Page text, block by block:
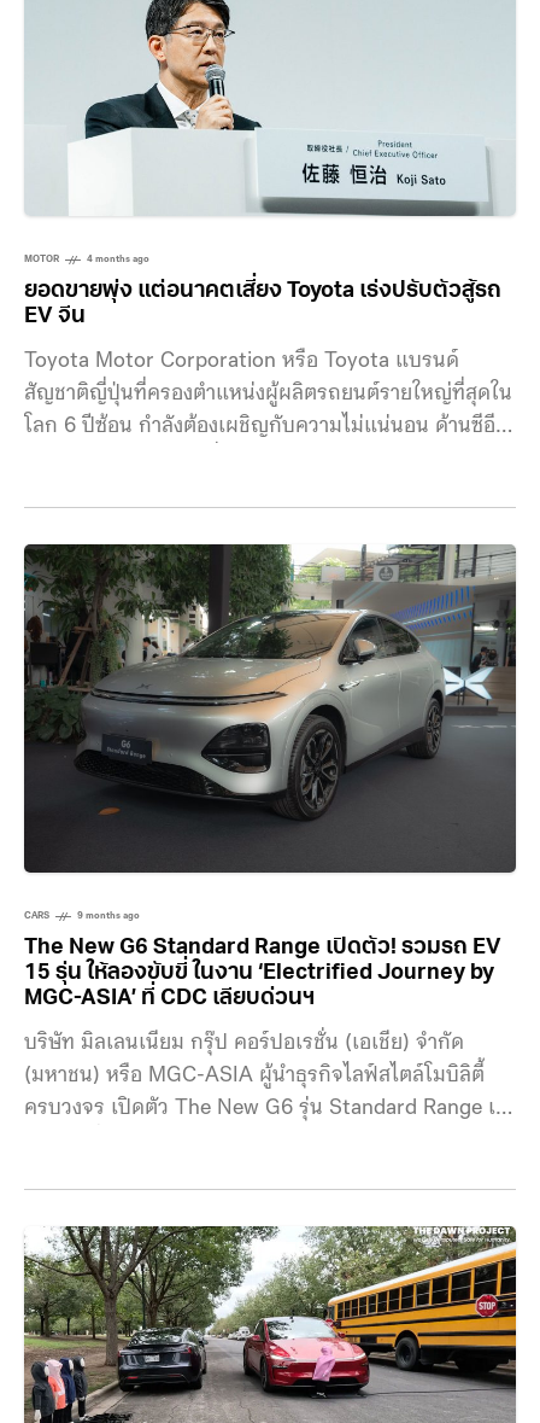
MOTOR 4 months ago
ยอดขายพุ่ง แต่อนาคตเสี่ยง Toyota เร่งปรับตัวสู้รถ
EV จีน
Toyota Motor Corporation หรือ Toyota แบรนด์
สัญชาติญี่ปุ่นที่ครองตำแหน่งผู้ผลิตรถยนต์รายใหญ่ที่สุดใน
โลก 6 ปีซ้อน กำลังต้องเผชิญกับความไม่แน่นอน ด้านซีอีโอ
ว่า กำลังเข้าสู่จุดเปลี่ยนแปลงครั้งใหญ่ ที่ความได้เปรียบ
จากกำลังการผลิตแบบเดิม ๆ อาจไม่สามารถการันตีการอยู่
รอดในระยะยาวได้ โดยสิ่งที่ตัดสินความอยู่รอดใน
อุตสาหกรรมยานยนต์กำลังเปลี่ยนแปลงไป เข้าสู่ยุคที่ต้องสู้
ด้วยความอยู่รอด โดยมีปัจจัยสำคัญรูปแบบใหม่ที่เป็นตัว
ตัดสิน ได้แก่ รถยนต์ที่ขับเคลื่อนด้วยซอฟต์แวร์
(software-defined vehicles), นวัตกรรมด้านแบตเตอรี่
และวงจรการพัฒนาผลิตภัณฑ์ที่รวดเร็วขึ้น
CARS 9 months ago
The New G6 Standard Range เปิดตัว! รวมรถ EV
15 รุ่น ให้ลองขับขี่ ในงาน ‘Electrified Journey by
MGC-ASIA’ ที่ CDC เลียบด่วนฯ
บริษัท มิลเลนเนียม กรุ๊ป คอร์ปอเรชั่น (เอเชีย) จำกัด
(มหาชน) หรือ MGC-ASIA ผู้นำธุรกิจไลฟ์สไตล์โมบิลิตี้
ครบวงจร เปิดตัว The New G6 รุ่น Standard Range เอ
ไปจนถึงพี่ใหญ่ ประกอบด้วย เอ็กซ์เผิง